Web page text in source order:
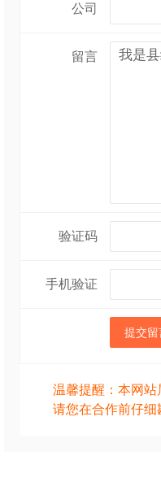
公司
留言
验证码
手机验证
提交留
温馨提醒：本网
请您在合作前仔细